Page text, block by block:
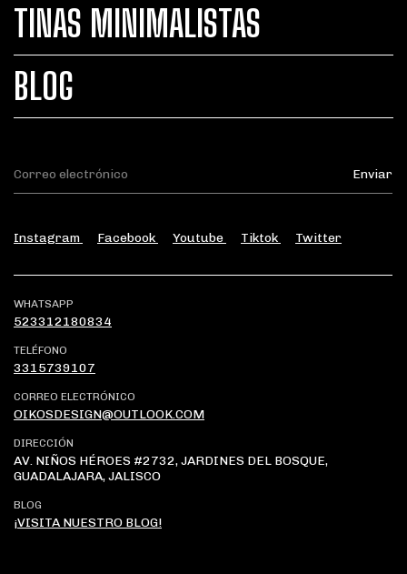
TINAS MINIMALISTAS
BLOG
Instagram Facebook Youtube Tiktok Twitter
WHATSAPP
523312180834
TELÉFONO
3315739107
CORREO ELECTRÓNICO
OIKOSDESIGN@OUTLOOK.COM
DIRECCIÓN
AV. NIÑOS HÉROES #2732, JARDINES DEL BOSQUE,
GUADALAJARA, JALISCO
BLOG
¡VISITA NUESTRO BLOG!